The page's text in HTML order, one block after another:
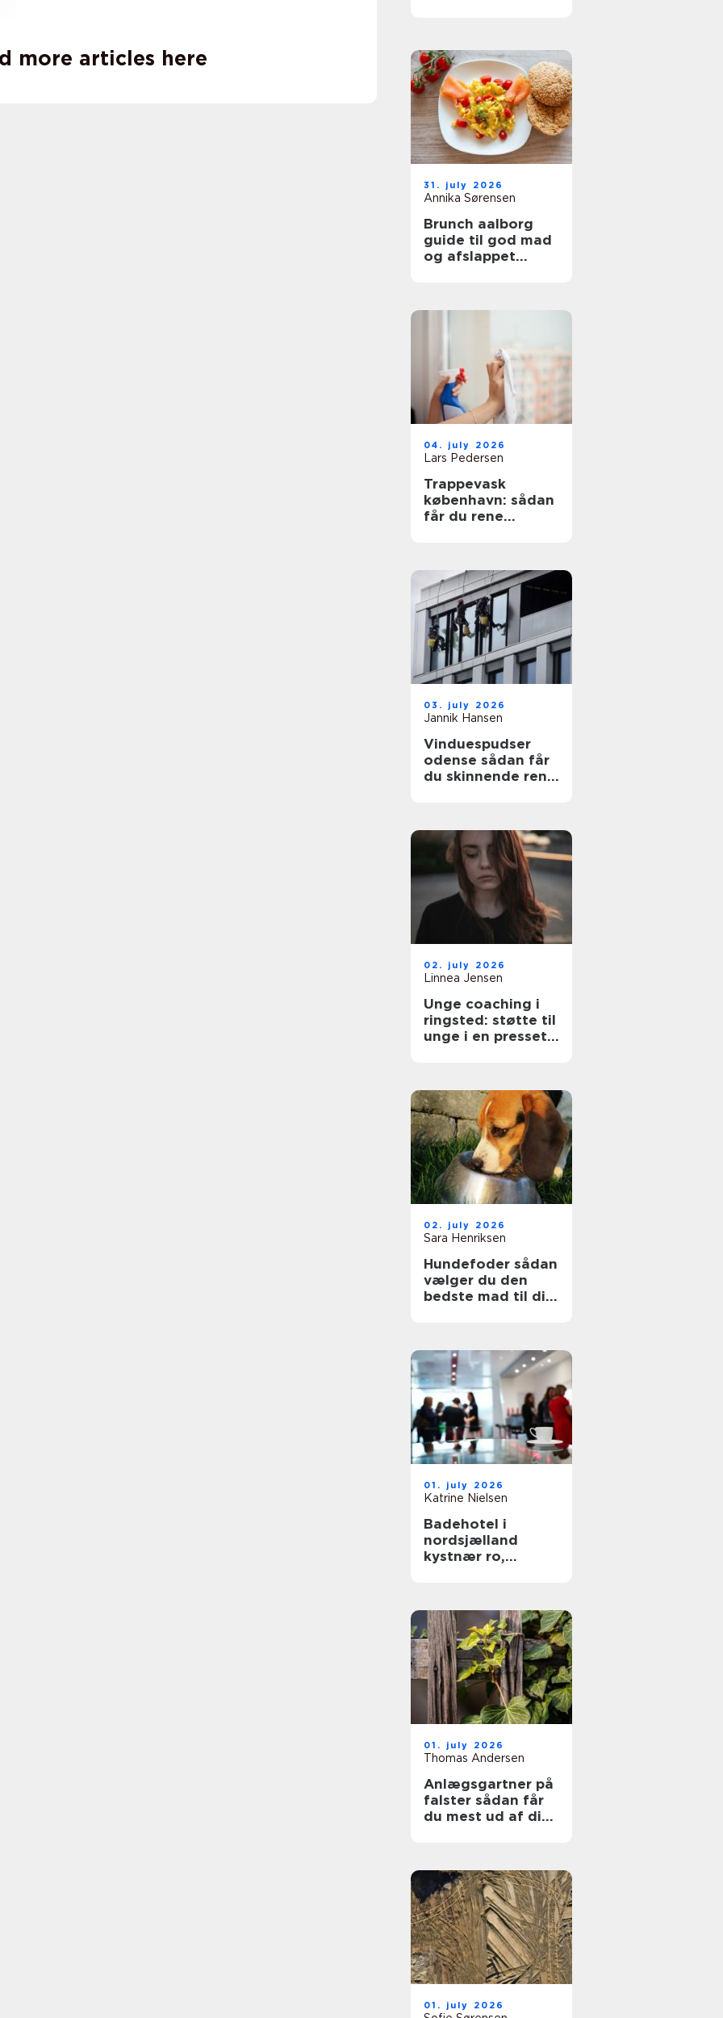
more articles here
31. july 2026
Annika Sørensen
Brunch aalborg
guide til god mad
og afslappet
04. july 2026
Lars Pedersen
Trappevask
københavn: sådan
får du rene
03. july 2026
Jannik Hansen
Vinduespudser
odense sådan får
du skinnende rene
02. july 2026
Linnea Jensen
Unge coaching i
ringsted: støtte til
unge i en presset
02. july 2026
Sara Henriksen
Hundefoder sådan
vælger du den
bedste mad til din
01. july 2026
Katrine Nielsen
Badehotel i
nordsjælland
kystnær ro,
01. july 2026
Thomas Andersen
Anlægsgartner på
falster sådan får
du mest ud af din
01. july 2026